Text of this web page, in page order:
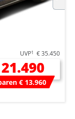
UVP1 € 35.450
€ 13.960